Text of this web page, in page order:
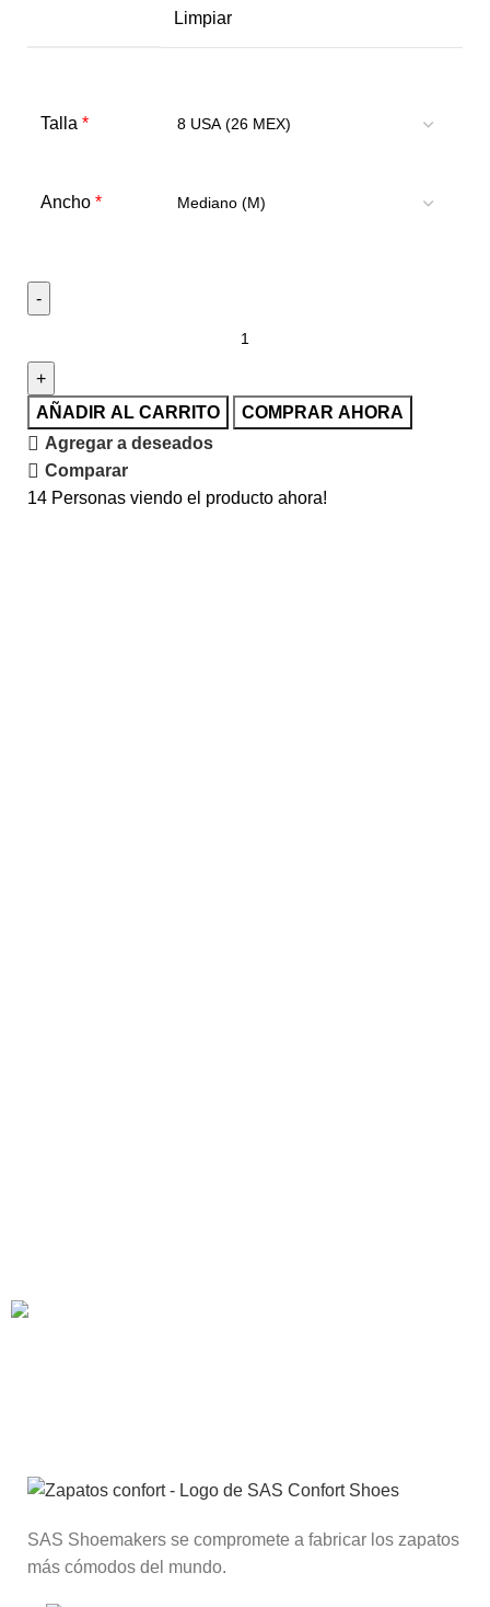
Limpiar
Talla *
Ancho *
AÑADIR AL CARRITO
COMPRAR AHORA
Agregar a deseados
Comparar
14 Personas viendo el producto ahora!
SAS Shoemakers se compromete a fabricar los zapatos
más cómodos del mundo.